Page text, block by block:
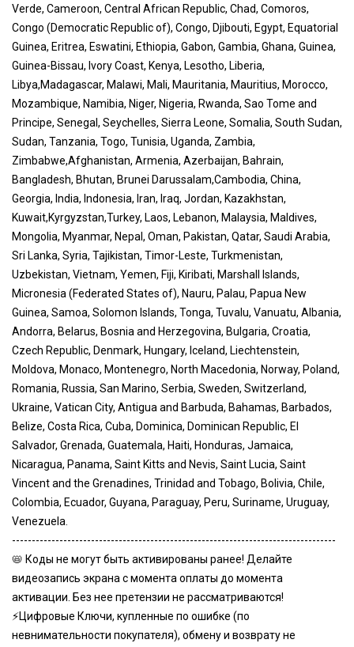
Verde, Cameroon, Central African Republic, Chad, Comoros,
Congo (Democratic Republic of), Congo, Djibouti, Egypt, Equatorial
Guinea, Eritrea, Eswatini, Ethiopia, Gabon, Gambia, Ghana, Guinea,
Guinea-Bissau, Ivory Coast, Kenya, Lesotho, Liberia,
Libya,Madagascar, Malawi, Mali, Mauritania, Mauritius, Morocco,
Mozambique, Namibia, Niger, Nigeria, Rwanda, Sao Tome and
Principe, Senegal, Seychelles, Sierra Leone, Somalia, South Sudan,
Sudan, Tanzania, Togo, Tunisia, Uganda, Zambia,
Zimbabwe,Afghanistan, Armenia, Azerbaijan, Bahrain,
Bangladesh, Bhutan, Brunei Darussalam,Cambodia, China,
Georgia, India, Indonesia, Iran, Iraq, Jordan, Kazakhstan,
Kuwait,Kyrgyzstan,Turkey, Laos, Lebanon, Malaysia, Maldives,
Mongolia, Myanmar, Nepal, Oman, Pakistan, Qatar, Saudi Arabia,
Sri Lanka, Syria, Tajikistan, Timor-Leste, Turkmenistan,
Uzbekistan, Vietnam, Yemen, Fiji, Kiribati, Marshall Islands,
Micronesia (Federated States of), Nauru, Palau, Papua New
Guinea, Samoa, Solomon Islands, Tonga, Tuvalu, Vanuatu, Albania,
Andorra, Belarus, Bosnia and Herzegovina, Bulgaria, Croatia,
Czech Republic, Denmark, Hungary, Iceland, Liechtenstein,
Moldova, Monaco, Montenegro, North Macedonia, Norway, Poland,
Romania, Russia, San Marino, Serbia, Sweden, Switzerland,
Ukraine, Vatican City, Antigua and Barbuda, Bahamas, Barbados,
Belize, Costa Rica, Cuba, Dominica, Dominican Republic, El
Salvador, Grenada, Guatemala, Haiti, Honduras, Jamaica,
Nicaragua, Panama, Saint Kitts and Nevis, Saint Lucia, Saint
Vincent and the Grenadines, Trinidad and Tobago, Bolivia, Chile,
Colombia, Ecuador, Guyana, Paraguay, Peru, Suriname, Uruguay,
Venezuela.
----------------------------------------------------------------------------------
📛 Коды не могут быть активированы ранее! Делайте
видеозапись экрана с момента оплаты до момента
активации. Без нее претензии не рассматриваются!
⚡Цифровые Ключи, купленные по ошибке (по
невнимательности покупателя), обмену и возврату не